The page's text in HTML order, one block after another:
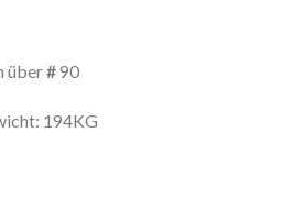
über#90
194KG